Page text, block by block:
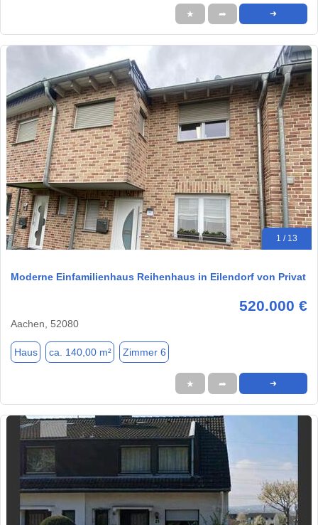
★ ➦ ➜
1 / 13
Moderne Einfamilienhaus Reihenhaus in Eilendorf von Privat
520.000 €
Aachen, 52080
Haus ca. 140,00 m² Zimmer 6
★ ➦ ➜